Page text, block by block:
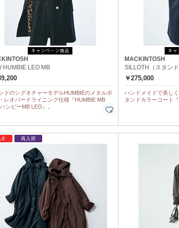
HUMBIE LEO MB
ドのシグネチャーモデルHUMBIEのメタルボ
レオパードライニング仕様『HUMBIE MB
ンビーMB LEO』。
MACKINTOSH
SILLOTH（スタンド
￥275,000
ハンドメイドで美し
タンドカラーコート
再入荷